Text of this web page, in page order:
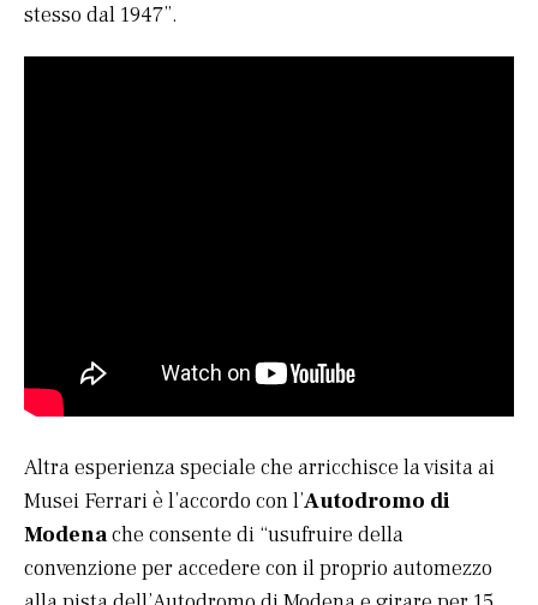
stesso dal 1947”.
Altra esperienza speciale che arricchisce la visita ai
Musei Ferrari è l’accordo con l’Autodromo di
Modenache consente di “usufruire della
convenzione per accedere con il proprio automezzo